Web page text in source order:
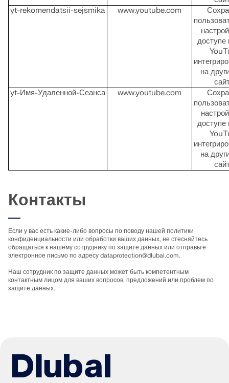
yt-rekomendatsii-sejsmika
www.youtube.com
доступе
на
yt-Имя-Удаленной-Сеанса
www.youtube.com
доступе
на
Контакты
Если у вас есть какие-либо вопросы по поводу нашей политики
конфиденциальности или обработки ваших данных, не стесняйтесь
обращаться к нашему сотруднику по защите данных или отправьте
электронное письмо по адресуdataprotection@dlubal.com.
Наш сотрудник по защите данных может быть компетентным
контактным лицом для ваших вопросов, предложений или проблем по
защите данных.